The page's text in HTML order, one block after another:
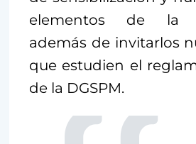
elementos de la
además de invitarlos
que estudien el
de la DGSPM.